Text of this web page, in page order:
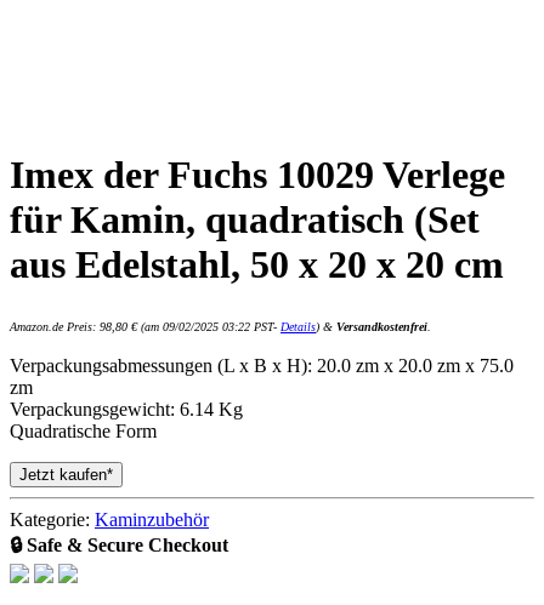
Imex der Fuchs 10029 Verlege
für Kamin, quadratisch (Set
aus Edelstahl, 50 x 20 x 20 cm
Amazon.de Preis: 98,80 €(am 09/02/2025 03:22 PST- Details) & Versandkostenfrei
Verpackungsabmessungen (L x B x H): 20.0 zm x 20.0 zm x 75.0
zm
Verpackungsgewicht: 6.14 Kg
Quadratische Form
Jetzt kaufen*
Kategorie: Kaminzubehör
🔒 Safe & Secure Checkout